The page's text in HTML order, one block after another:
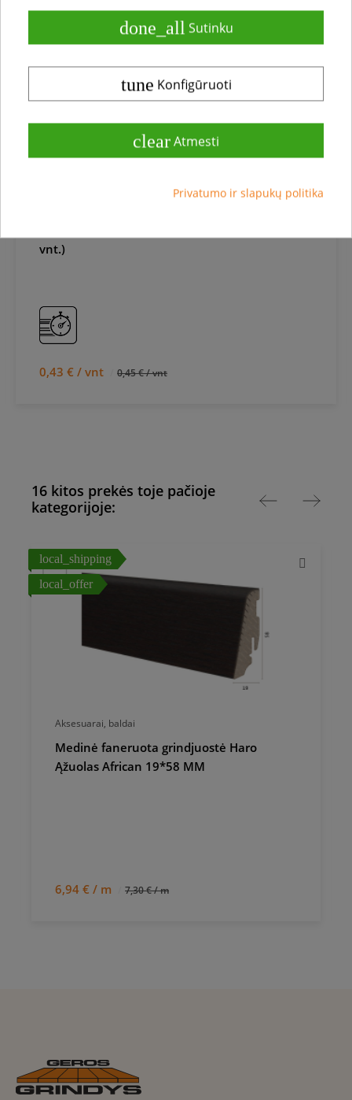
vnt.)
0,43 € / vnt 0,45 € / vnt
local_shipping
local_offer
16 kitos prekės toje pačioje
kategorijoje:
Aksesuarai, baldai
Medinė faneruota grindjuostė Haro
Ąžuolas African 19*58 MM
6,94 € / m 7,30 € / m
local_shipping
local_offer
done_all Sutinku
tune Konfigūruoti
clearAtmesti
Privatumo ir slapukų politika